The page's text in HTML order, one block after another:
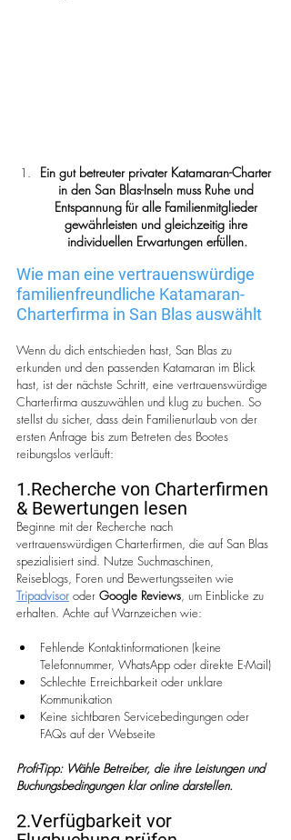
Ein gut betreuter privater Katamaran-Charter
in den San Blas-Inseln muss Ruhe und
Entspannung für alle Familienmitglieder
gewährleisten und gleichzeitig ihre
individuellen Erwartungen erfüllen.
Wie man eine vertrauenswürdige
familienfreundliche Katamaran-
Charterfirma in San Blas auswählt
Wenn du dich entschieden hast, San Blas zu
erkunden und den passenden Katamaran im Blick
hast, ist der nächste Schritt, eine vertrauenswürdige
Charterfirma auszuwählen und klug zu buchen. So
stellst du sicher, dass dein Familienurlaub von der
ersten Anfrage bis zum Betreten des Bootes
reibungslos verläuft:
1.Recherche von Charterfirmen
& Bewertungen lesen
Beginne mit der Recherche nach
vertrauenswürdigen Charterfirmen, die auf San Blas
spezialisiert sind. Nutze Suchmaschinen,
Reiseblogs, Foren und Bewertungsseiten wie
Tripadvisor oder Google Reviews, um Einblicke zu
erhalten. Achte auf Warnzeichen wie:
Fehlende Kontaktinformationen (keine
Telefonnummer, WhatsApp oder direkte E-Mail)
Schlechte Erreichbarkeit oder unklare
Kommunikation
Keine sichtbaren Servicebedingungen oder
FAQs auf der Webseite
Profi-Tipp: Wähle Betreiber, die ihre Leistungen und
Buchungsbedingungen klar online darstellen.
2.Verfügbarkeit vor